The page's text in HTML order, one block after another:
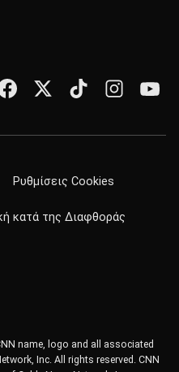
Ρυθμίσεις Cookies
κατά της Διαφθοράς
name, logo and all associated
Inc. All rights reserved. CNN